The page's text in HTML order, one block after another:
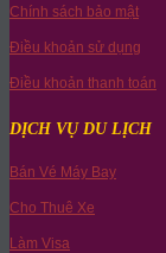
Chính sách bảo mật
Điều khoản sử dụng
Điều khoản thanh toán
DỊCH VỤ DU LỊCH
Bán Vé Máy Bay
Cho Thuê Xe
Làm Visa